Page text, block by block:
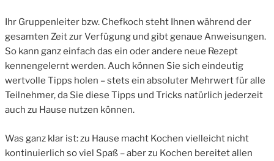
Ihr Gruppenleiter bzw. Chefkoch steht Ihnen während der
gesamten Zeit zur Verfügung und gibt genaue Anweisungen.
So kann ganz einfach das ein oder andere neue Rezept
kennengelernt werden. Auch können Sie sich eindeutig
wertvolle Tipps holen – stets ein absoluter Mehrwert für alle
Teilnehmer, da Sie diese Tipps und Tricks natürlich jederzeit
auch zu Hause nutzen können.
Was ganz klar ist: zu Hause macht Kochen vielleicht nicht
kontinuierlich so viel Spaß – aber zu Kochen bereitet allen